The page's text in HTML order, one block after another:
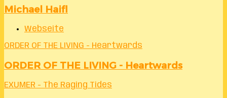
Michael Haifl
Webseite
ORDER OF THE LIVING - Heartwards
ORDER OF THE LIVING - Heartwards
EXUMER - The Raging Tides